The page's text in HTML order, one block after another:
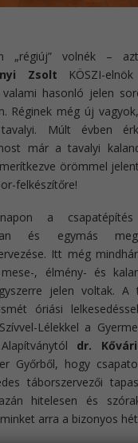
„régiúj” volnék –
Zsolt KÖSZI-
hasonló jelen
Réginek még új
Múlt évben
már a tavalyi
örömmel
felkészítőre!
a
és egymás
Itt még
, élmény- és
jelen voltak. A
óriási
Lélekkel a
dr.
Győrből, hogy
táborszervezői
hitelesen és
arra a bizonyos